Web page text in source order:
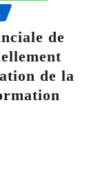
de
de la